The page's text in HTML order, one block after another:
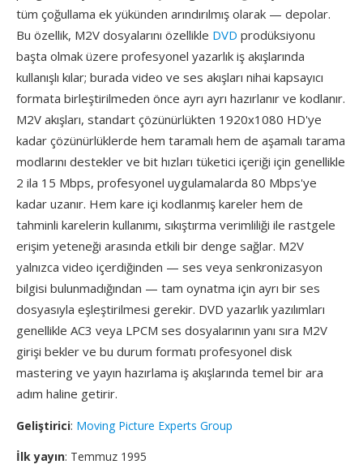
tüm çoğullama ek yükünden arındırılmış olarak — depolar.
Bu özellik, M2V dosyalarını özellikle DVD prodüksiyonu
başta olmak üzere profesyonel yazarlık iş akışlarında
kullanışlı kılar; burada video ve ses akışları nihai kapsayıcı
formata birleştirilmeden önce ayrı ayrı hazırlanır ve kodlanır.
M2V akışları, standart çözünürlükten 1920x1080 HD'ye
kadar çözünürlüklerde hem taramalı hem de aşamalı tarama
modlarını destekler ve bit hızları tüketici içeriği için genellikle
2 ila 15 Mbps, profesyonel uygulamalarda 80 Mbps'ye
kadar uzanır. Hem kare içi kodlanmış kareler hem de
tahminli karelerin kullanımı, sıkıştırma verimliliği ile rastgele
erişim yeteneği arasında etkili bir denge sağlar. M2V
yalnızca video içerdiğinden — ses veya senkronizasyon
bilgisi bulunmadığından — tam oynatma için ayrı bir ses
dosyasıyla eşleştirilmesi gerekir. DVD yazarlık yazılımları
genellikle AC3 veya LPCM ses dosyalarının yanı sıra M2V
girişi bekler ve bu durum formatı profesyonel disk
mastering ve yayın hazırlama iş akışlarında temel bir ara
adım haline getirir.
Geliştirici: Moving Picture Experts Group
İlk yayın: Temmuz 1995